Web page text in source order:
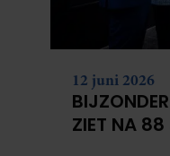
12 juni 2026
ZIET NA